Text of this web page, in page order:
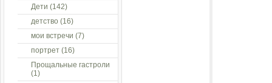
Дети (142)
детство (16)
мои встречи (7)
портрет (16)
Прощальные гастроли
(1)